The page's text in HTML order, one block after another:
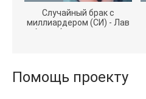
Случайный брак с
миллиардером (СИ) - Лав
Агата (полная версия
Помощь проекту